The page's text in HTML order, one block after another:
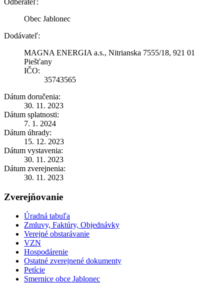
Obec Jablonec
Dodávateľ:
MAGNA ENERGIA a.s., Nitrianska 7555/18, 921 01
Piešťany
IČO:
35743565
Dátum doručenia:
30. 11. 2023
Dátum splatnosti:
7. 1. 2024
Dátum úhrady:
15. 12. 2023
Dátum vystavenia:
30. 11. 2023
Dátum zverejnenia:
30. 11. 2023
Zverejňovanie
Úradná tabuľa
Zmluvy, Faktúry, Objednávky
Verejné obstarávanie
VZN
Hospodárenie
Ostatné zverejnené dokumenty
Petície
Smernice obce Jablonec